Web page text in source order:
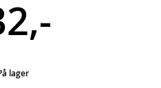
lager